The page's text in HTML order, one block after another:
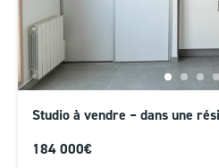
Studio à vendre – dans une
184 000€